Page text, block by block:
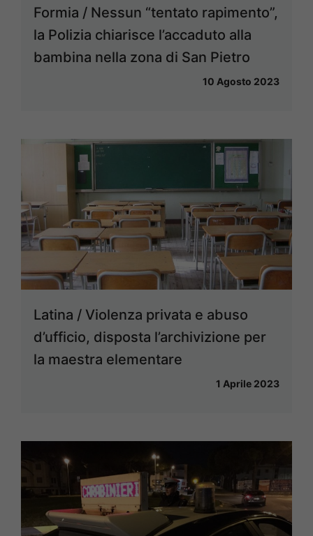
Formia / Nessun “tentato rapimento”,
la Polizia chiarisce l’accaduto alla
bambina nella zona di San Pietro
10 Agosto 2023
Latina / Violenza privata e abuso
d’ufficio, disposta l’archivizione per
la maestra elementare
1 Aprile 2023